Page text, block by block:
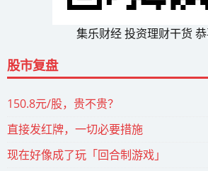
集乐财经 投资理财干货
股市复盘
150.8元/股，贵不贵？
直接发红牌，一切必要措施
现在好像成了玩「回合制游戏」